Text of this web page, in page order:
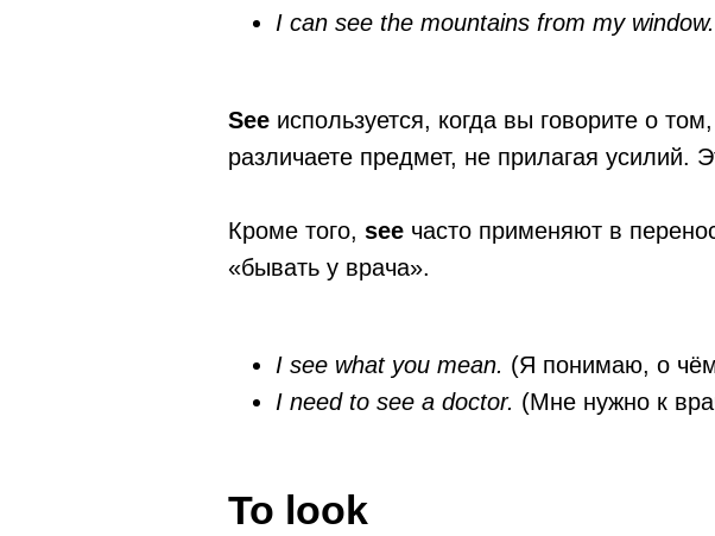
I can see the mountains from my window.
See используется, когда вы говорите о
различаете предмет, не прилагая усилий.
Кроме того, see часто применяют в
«бывать у врача».
I see what you mean. (Я понимаю, о
I need to see a doctor. (Мне нужно к
To look